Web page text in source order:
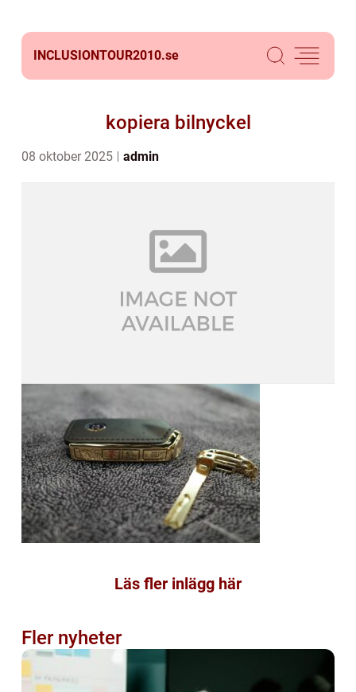
INCLUSIONTOUR2010.se
kopiera bilnyckel
08 oktober 2025 admin
Läs fler inlägg här
Fler nyheter